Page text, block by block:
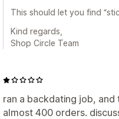
This should let you find
Kind regards,
Shop Circle Team
ran a backdating job,
almost 400 orders.